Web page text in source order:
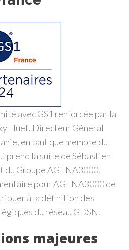
avec GS1 renforcée par la
Huet, Directeur Général
en tant que membre du
prend la suite de Sébastien
du Groupe AGENA3000.
pour AGENA3000 de
à la définition des
du réseau GDSN.
majeures